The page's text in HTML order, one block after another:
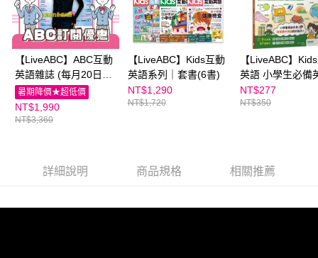
請求用戶進行身份認證。
５．嚴禁一人註冊多個帳號或使用他人資訊註冊。若發現惡意使用之情形，
恩沛科技股份有限公司將有權停止該用戶之使用額度並採取法律行動。
【LiveABC】ABC互動
英語雜誌 (每月20日起
寄送下月雜誌)
暑期降價★超低價
NT$1,990
NT$3,360
【LiveABC】Kids互動
英語系列｜套書(6書)
NT$1,290
NT$1,720
【LiveABC】
英語 小學生必備
1200字
NT$277
NT$350
詳細說明 商品規格 相關推薦